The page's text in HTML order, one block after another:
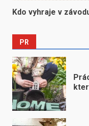
Kdo vyhraje v
PR